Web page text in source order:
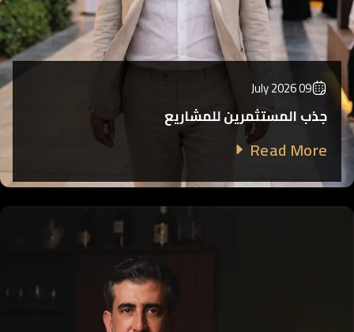
09 July 2026
جذب المستثمرين للمشاريع
Read More